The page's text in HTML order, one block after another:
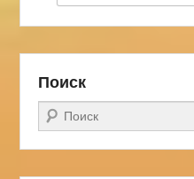
Поиск
Поиск